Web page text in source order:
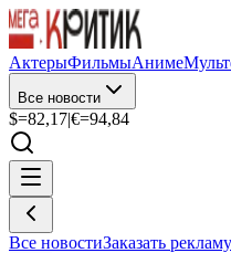
АктерыФильмыАниме
Все новости
$=82,17|€=94,84
Все новостиЗаказать рекламу